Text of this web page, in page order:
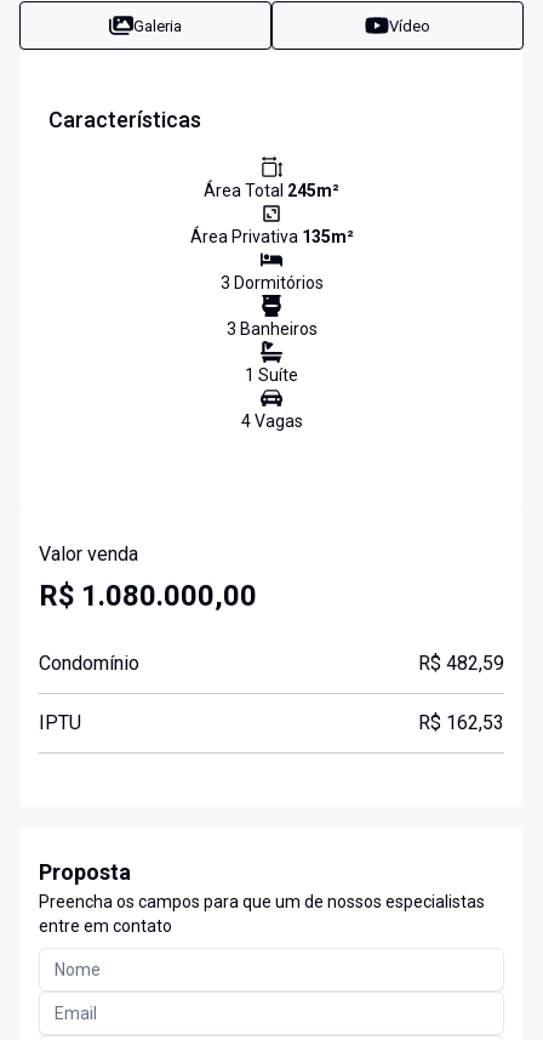
Galeria Vídeo
Características
Área Total 245m²
Área Privativa 135m²
3 Dormitórios
3 Banheiros
1 Suíte
4Vagas
Valor venda
R$ 1.080.000,00
Condomínio R$ 482,59
IPTU R$ 162,53
Proposta
Preencha os campos para que um de nossos especialistas
entre em contato